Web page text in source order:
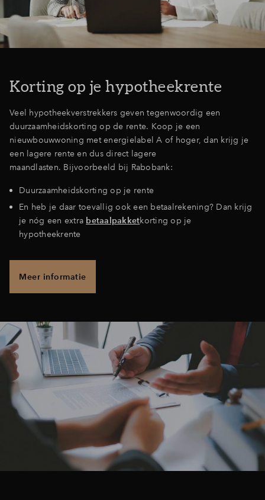
Korting op je hypotheekrente
Veel hypotheekverstrekkers geven tegenwoordig een
duurzaamheidskorting op de rente. Koop je een
nieuwbouwwoning met energielabel A of hoger, dan krijg je
een lagere rente en dus direct lagere
maandlasten. Bijvoorbeeld bij Rabobank:
Duurzaamheidskorting op je rente
En heb je daar toevallig ook een betaalrekening? Dan krijg
je nóg een extra betaalpakketkorting op je
hypotheekrente
Meer informatie